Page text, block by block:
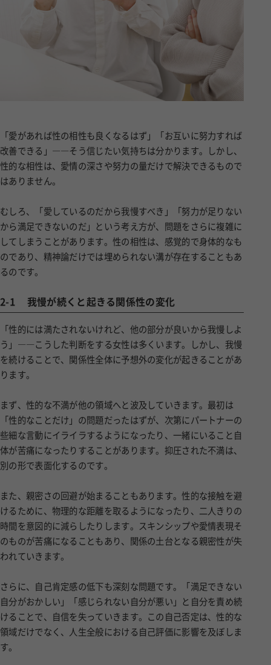
「愛があれば性の相性も良くなるはず」「お互いに努力すれば
改善できる」――そう信じたい気持ちは分かります。しかし、
性的な相性は、愛情の深さや努力の量だけで解決できるもので
はありません。
むしろ、「愛しているのだから我慢すべき」「努力が足りない
から満足できないのだ」という考え方が、問題をさらに複雑に
してしまうことがあります。性の相性は、感覚的で身体的なも
のであり、精神論だけでは埋められない溝が存在することもあ
るのです。
2-1 我慢が続くと起きる関係性の変化
「性的には満たされないけれど、他の部分が良いから我慢しよ
う」――こうした判断をする女性は多くいます。しかし、我慢
を続けることで、関係性全体に予想外の変化が起きることがあ
ります。
まず、性的な不満が他の領域へと波及していきます。最初は
「性的なことだけ」の問題だったはずが、次第にパートナーの
些細な言動にイライラするようになったり、一緒にいること自
体が苦痛になったりすることがあります。抑圧された不満は、
別の形で表面化するのです。
また、親密さの回避が始まることもあります。性的な接触を避
けるために、物理的な距離を取るようになったり、二人きりの
時間を意図的に減らしたりします。スキンシップや愛情表現そ
のものが苦痛になることもあり、関係の土台となる親密性が失
われていきます。
さらに、自己肯定感の低下も深刻な問題です。「満足できない
自分がおかしい」「感じられない自分が悪い」と自分を責め続
けることで、自信を失っていきます。この自己否定は、性的な
領域だけでなく、人生全般における自己評価に影響を及ぼしま
す。